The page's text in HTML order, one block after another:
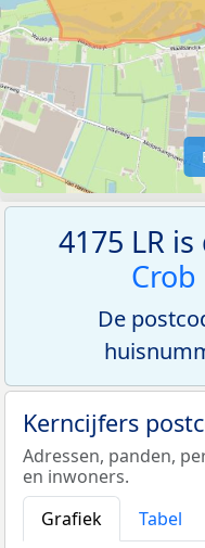
4175 LR
Crob
De
Kerncijfers
Adressen, panden,
en inwoners.
Grafiek
Tabel